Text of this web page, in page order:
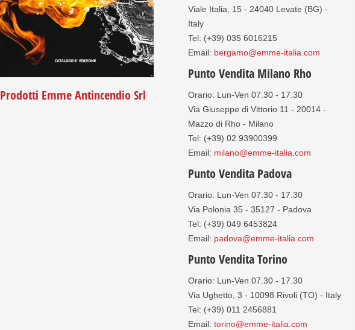
Prodotti Emme Antincendio Srl
Viale Italia, 15 - 24040 Levate (BG) -
Italy
Tel: (+39) 035 6016215
Email: bergamo@emme-italia.com
Punto Vendita Milano Rho
Orario: Lun-Ven 07.30 - 17.30
Via Giuseppe di Vittorio 11 - 20014 -
Mazzo di Rho - Milano
Tel: (+39) 02 93900399
Email: milano@emme-italia.com
Punto Vendita Padova
Orario: Lun-Ven 07.30 - 17.30
Via Polonia 35 - 35127 - Padova
Tel: (+39) 049 6453824
Email: padova@emme-italia.com
Punto Vendita Torino
Orario: Lun-Ven 07.30 - 17.30
Via Ughetto, 3 - 10098 Rivoli (TO) - Italy
Tel: (+39) 011 2456881
Email: torino@emme-italia.com